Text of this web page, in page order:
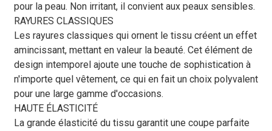
pour la peau. Non irritant, il convient aux peaux sensibles.
RAYURES CLASSIQUES
Les rayures classiques qui ornent le tissu créent un effet
amincissant, mettant en valeur la beauté. Cet élément de
design intemporel ajoute une touche de sophistication à
n'importe quel vêtement, ce qui en fait un choix polyvalent
pour une large gamme d'occasions.
HAUTE ÉLASTICITÉ
La grande élasticité du tissu garantit une coupe parfaite